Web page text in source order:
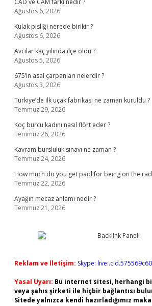
CAD ve CAM farkı nedir ?
Ağustos 6, 2026
Kulak pisliği nerede birikir ?
Ağustos 6, 2026
Avcılar kaç yılında ilçe oldu ?
Ağustos 5, 2026
675’in asal çarpanları nelerdir ?
Ağustos 3, 2026
Türkiye’de ilk uçak fabrikası ne zaman kuruldu ?
Temmuz 29, 2026
Koç burcu kadını nasıl flört eder ?
Temmuz 26, 2026
Kavram bursluluk sınavı ne zaman ?
Temmuz 24, 2026
How much do you get paid for being on the
Temmuz 22, 2026
Ayağın mecaz anlamı nedir ?
Temmuz 21, 2026
Reklam ve İletişim: Skype:
Yasal Uyarı: Bu internet sitesi, herhangi
veya şahıs şirketi ile hiçbir bağlantısı
Sitede yalnızca kendi hazırladığımız